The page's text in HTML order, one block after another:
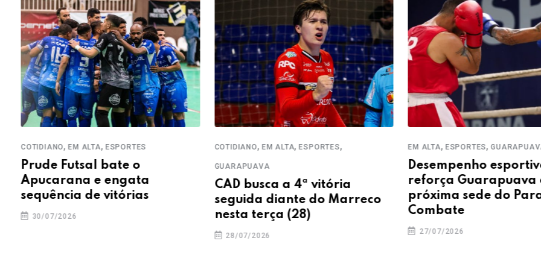
COTIDIANO,EM ALTA,ESPORTES
Prude Futsal bate o
Apucarana e engata
sequência de vitórias
30/07/2026
COTIDIANO,EM ALTA,ESPORTES,
GUARAPUAVA
CAD busca a 4ª vitória
seguida diante do Marreco
nesta terça (28)
28/07/2026
EM ALTA,ESPORTES,GUARAPUAVA
Desempenho esportivo
reforça Guarapuava
próxima sede do
Combate
27/07/2026